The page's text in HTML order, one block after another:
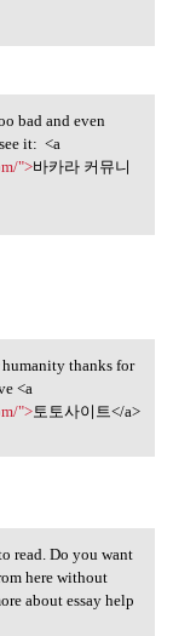
not
bad and even
it: <a
">바카라 커뮤니
thanks for
<a
">토토사이트</a>
Glad
read. Do you want
here without
about essay help